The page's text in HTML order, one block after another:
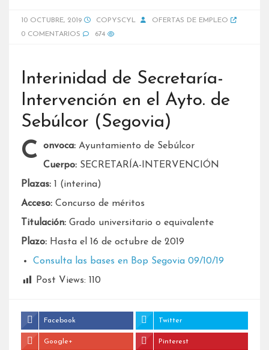
10 OCTUBRE, 2019 COPYSCYL
OFERTAS DE EMPLEO
0 COMENTARIOS
674
Interinidad de Secretaría-
Intervención en el Ayto. de
Sebúlcor (Segovia)
Convoca: Ayuntamiento de Sebúlcor
Cuerpo: SECRETARÍA-INTERVENCIÓN
Plazas: 1 (interina)
Acceso: Concurso de méritos
Titulación: Grado universitario o equivalente
Plazo: Hasta el 16 de octubre de 2019
Consulta las bases en Bop Segovia 09/10/19
Post Views: 110
Facebook Twitter
Google+ Pinterest